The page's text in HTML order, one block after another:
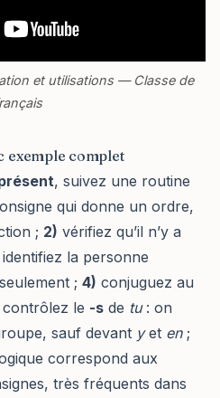
et utilisations — Classe de
exemple complet
, suivez une routine
qui donne un ordre,
; 2) vérifiez qu’il n’y a
identifiez la personne
; 4) conjuguez au
contrôlez le -s de tu: on
sauf devant yet en;
correspond aux
très fréquents dans